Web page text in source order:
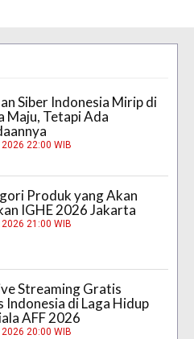
Siber Indonesia Mirip di
Maju, Tetapi Ada
22:00 WIB
Produk yang Akan
IGHE 2026 Jakarta
21:00 WIB
Streaming Gratis
Indonesia di Laga Hidup
AFF 2026
20:00 WIB